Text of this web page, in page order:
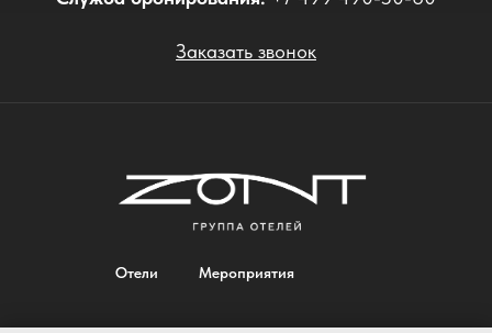
Отели Мероприятия
Контакты
О нас